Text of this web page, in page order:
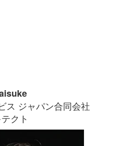
ス ジャパン合同会社
クト